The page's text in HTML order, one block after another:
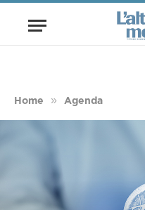
Home » Agenda